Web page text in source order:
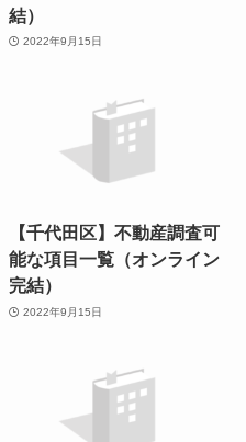
結）
2022年9月15日
【千代田区】不動産調査可
能な項目一覧（オンライン
完結）
2022年9月15日